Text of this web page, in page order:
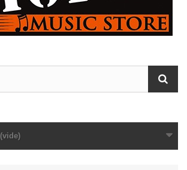
(vide)